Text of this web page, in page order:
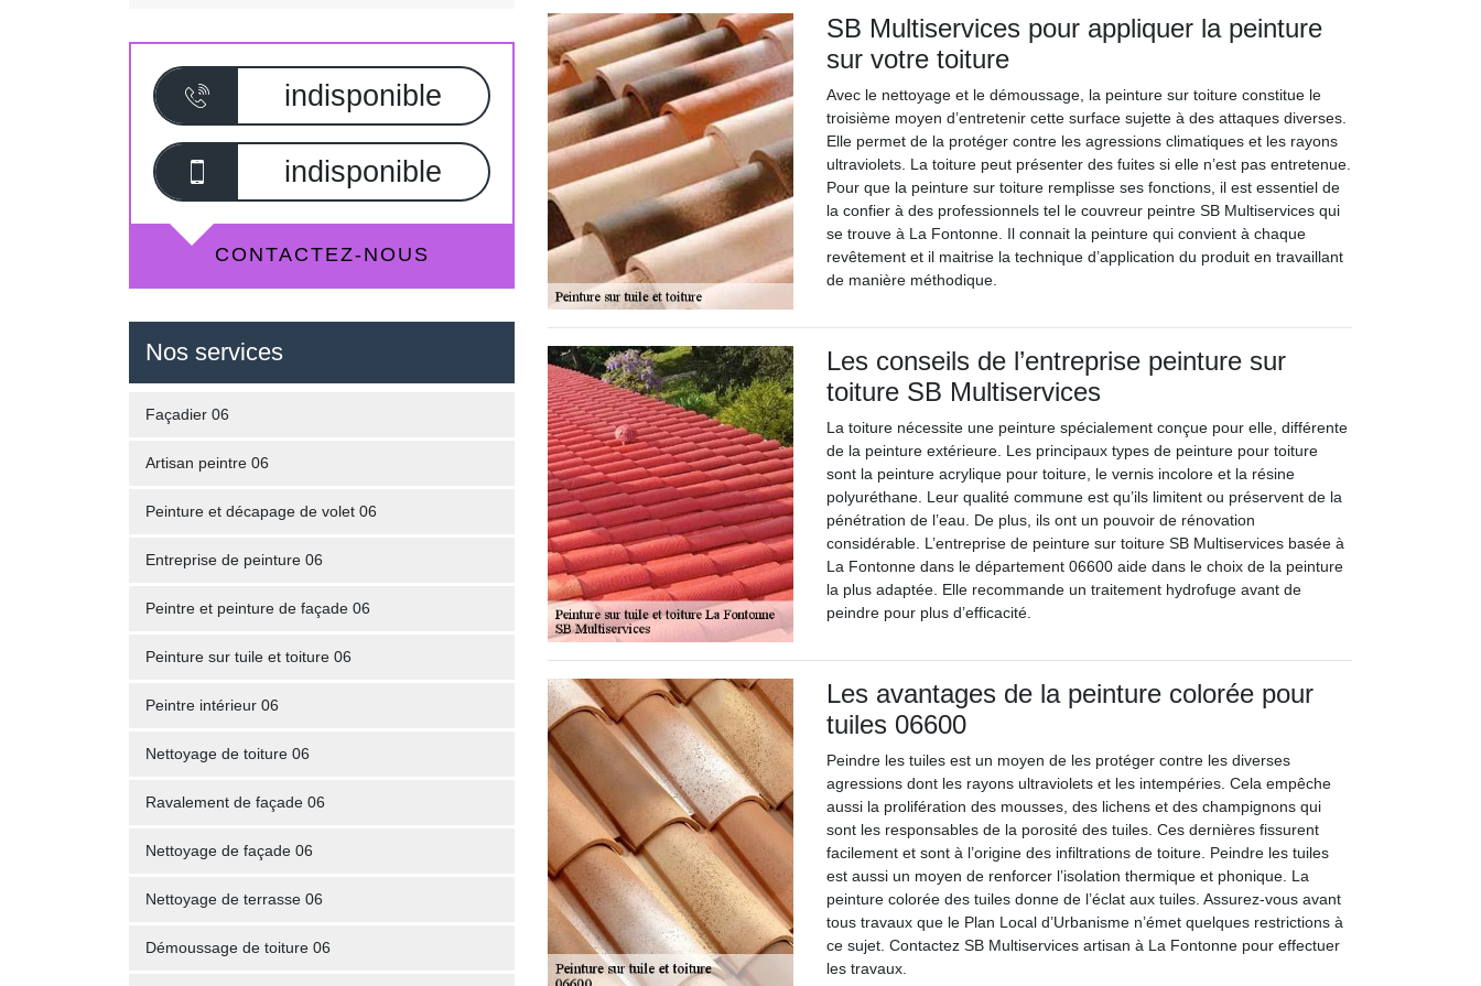
indisponible
indisponible
CONTACTEZ-NOUS
Nos services
Façadier 06
Artisan peintre 06
Peinture et décapage de volet 06
Entreprise de peinture 06
Peintre et peinture de façade 06
Peinture sur tuile et toiture 06
Peintre intérieur 06
Nettoyage de toiture 06
Ravalement de façade 06
Nettoyage de façade 06
Nettoyage de terrasse 06
Démoussage de toiture 06
SB Multiservices pour appliquer la peinture
sur votre toiture
Avec le nettoyage et le démoussage, la peinture sur toiture constitue le
troisième moyen d’entretenir cette surface sujette à des attaques diverses.
Elle permet de la protéger contre les agressions climatiques et les rayons
ultraviolets. La toiture peut présenter des fuites si elle n’est pas entretenue.
Pour que la peinture sur toiture remplisse ses fonctions, il est essentiel de
la confier à des professionnels tel le couvreur peintre SB Multiservices qui
se trouve à La Fontonne. Il connait la peinture qui convient à chaque
revêtement et il maitrise la technique d’application du produit en travaillant
de manière méthodique.
Les conseils de l’entreprise peinture sur
toiture SB Multiservices
La toiture nécessite une peinture spécialement conçue pour elle, différente
de la peinture extérieure. Les principaux types de peinture pour toiture
sont la peinture acrylique pour toiture, le vernis incolore et la résine
polyuréthane. Leur qualité commune est qu’ils limitent ou préservent de la
pénétration de l’eau. De plus, ils ont un pouvoir de rénovation
considérable. L’entreprise de peinture sur toiture SB Multiservices basée à
La Fontonne dans le département 06600 aide dans le choix de la peinture
la plus adaptée. Elle recommande un traitement hydrofuge avant de
peindre pour plus d’efficacité.
Les avantages de la peinture colorée pour
tuiles 06600
Peindre les tuiles est un moyen de les protéger contre les diverses
agressions dont les rayons ultraviolets et les intempéries. Cela empêche
aussi la prolifération des mousses, des lichens et des champignons qui
sont les responsables de la porosité des tuiles. Ces dernières fissurent
facilement et sont à l’origine des infiltrations de toiture. Peindre les tuiles
est aussi un moyen de renforcer l’isolation thermique et phonique. La
peinture colorée des tuiles donne de l’éclat aux tuiles. Assurez-vous avant
tous travaux que le Plan Local d’Urbanisme n’émet quelques restrictions à
ce sujet. Contactez SB Multiservices artisan à La Fontonne pour effectuer
les travaux.